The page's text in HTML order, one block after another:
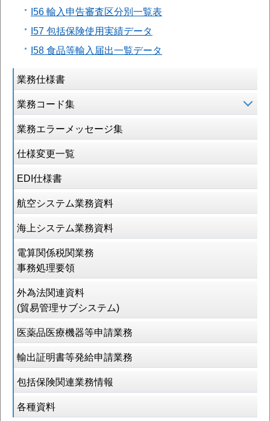
業務仕様書
業務コード集
業務エラーメッセージ集
仕様変更一覧
EDI仕様書
航空システム業務資料
海上システム業務資料
電算関係税関業務
事務処理要領
外為法関連資料
(貿易管理サブシステム)
医薬品医療機器等申請業務
輸出証明書等発給申請業務
包括保険関連業務情報
各種資料
I56 輸入申告審査区分別一覧表
I57 包括保険使用実績データ
I58 食品等輸入届出一覧データ